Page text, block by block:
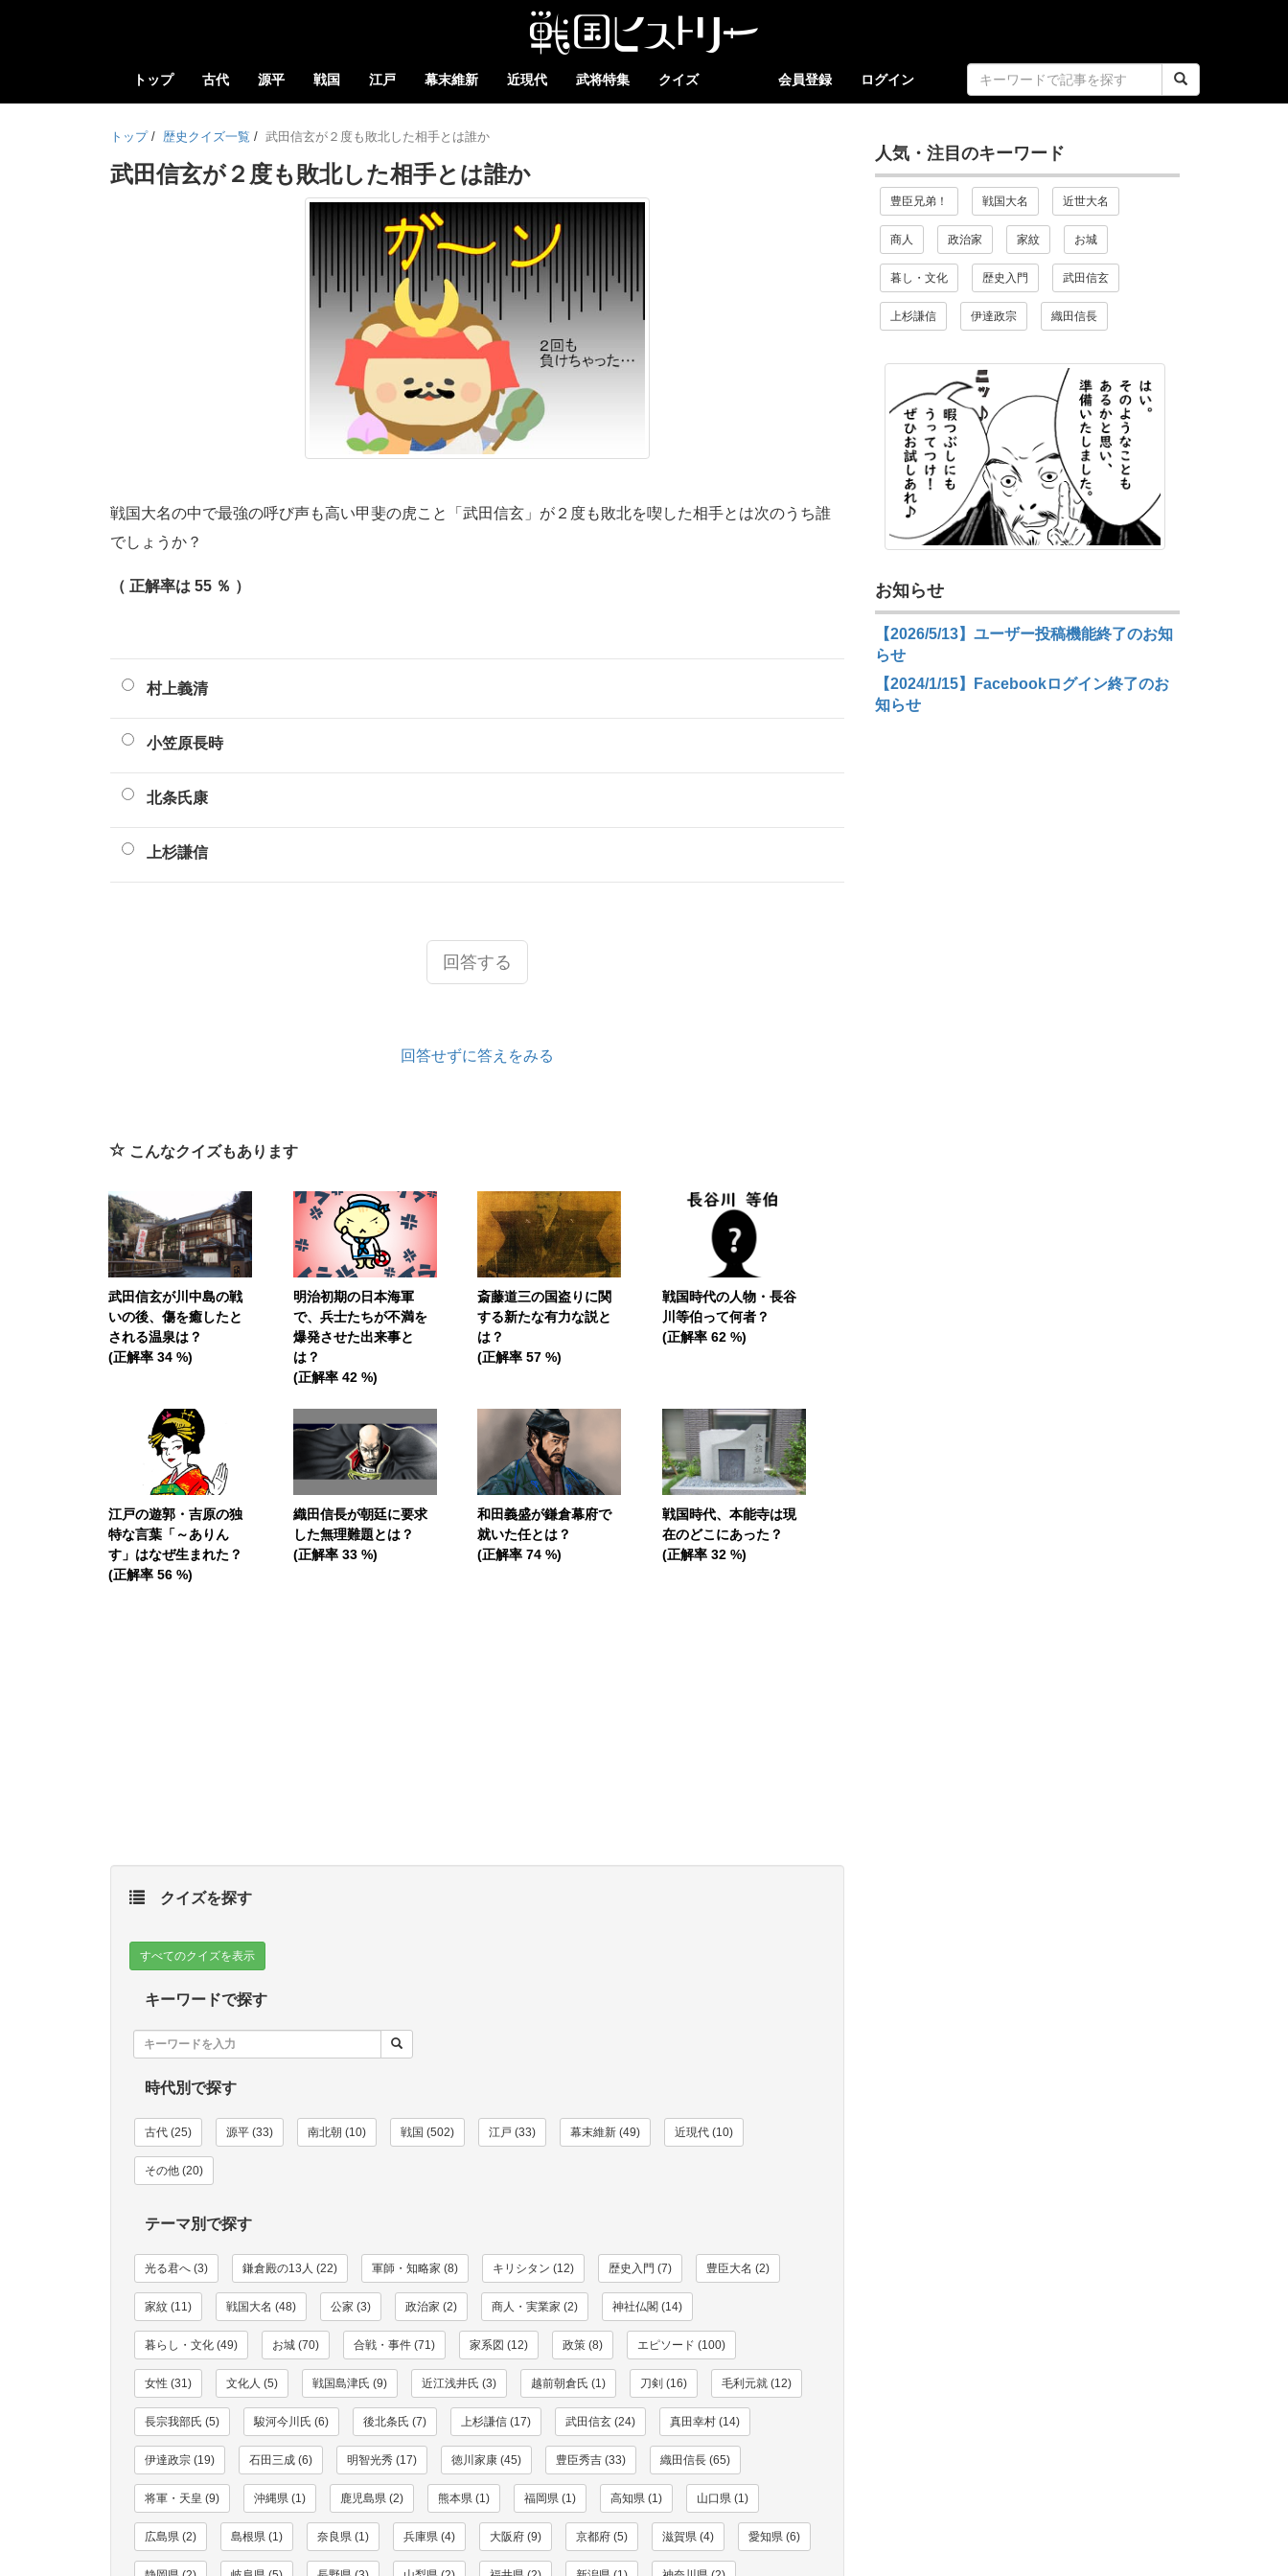
トップ 古代 源平 戦国 江戸 幕末維新 近現代 武将特集 クイズ 会員登録 ログイン
トップ / 歴史クイズ一覧 / 武田信玄が２度も敗北した相手とは誰か
武田信玄が２度も敗北した相手とは誰か
戦国大名の中で最強の呼び声も高い甲斐の虎こと「武田信玄」が２度も敗北を喫した相手とは次のうち誰
でしょうか？
（ 正解率は 55 ％ ）
村上義清
小笠原長時
北条氏康
上杉謙信
回答する
回答せずに答えをみる
こんなクイズもあります
武田信玄が川中島の戦
いの後、傷を癒したと
される温泉は？
(正解率 34 %)
明治初期の日本海軍
で、兵士たちが不満を
爆発させた出来事と
は？
(正解率 42 %)
斎藤道三の国盗りに関
する新たな有力な説と
は？
(正解率 57 %)
戦国時代の人物・長谷
川等伯って何者？
(正解率 62 %)
江戸の遊郭・吉原の独
特な言葉「～ありん
す」はなぜ生まれた？
(正解率 56 %)
織田信長が朝廷に要求
した無理難題とは？
(正解率 33 %)
和田義盛が鎌倉幕府で
就いた任とは？
(正解率 74 %)
戦国時代、本能寺は現
在のどこにあった？
(正解率 32 %)
クイズを探す
すべてのクイズを表示
キーワードで探す
時代別で探す
古代 (25) 源平 (33) 南北朝 (10) 戦国 (502) 江戸 (33) 幕末維新 (49) 近現代 (10)
その他 (20)
テーマ別で探す
光る君へ (3) 鎌倉殿の13人 (22) 軍師・知略家 (8) キリシタン (12) 歴史入門 (7) 豊臣大名 (2)
家紋 (11) 戦国大名 (48) 公家 (3) 政治家 (2) 商人・実業家 (2) 神社仏閣 (14)
暮らし・文化 (49) お城 (70) 合戦・事件 (71) 家系図 (12) 政策 (8) エピソード (100)
女性 (31) 文化人 (5) 戦国島津氏 (9) 近江浅井氏 (3) 越前朝倉氏 (1) 刀剣 (16) 毛利元就 (12)
長宗我部氏 (5) 駿河今川氏 (6) 後北条氏 (7) 上杉謙信 (17) 武田信玄 (24) 真田幸村 (14)
伊達政宗 (19) 石田三成 (6) 明智光秀 (17) 徳川家康 (45) 豊臣秀吉 (33) 織田信長 (65)
将軍・天皇 (9) 沖縄県 (1) 鹿児島県 (2) 熊本県 (1) 福岡県 (1) 高知県 (1) 山口県 (1)
広島県 (2) 島根県 (1) 奈良県 (1) 兵庫県 (4) 大阪府 (9) 京都府 (5) 滋賀県 (4) 愛知県 (6)
人気・注目のキーワード
豊臣兄弟！ 戦国大名 近世大名
商人 政治家 家紋 お城
暮し・文化 歴史入門 武田信玄
上杉謙信 伊達政宗 織田信長
お知らせ
【2026/5/13】ユーザー投稿機能終了のお知
らせ
【2024/1/15】Facebookログイン終了のお
知らせ